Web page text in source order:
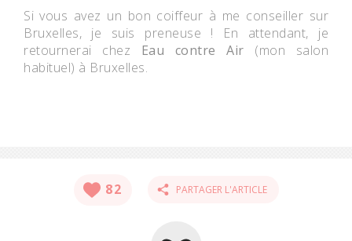
Si vous avez un bon coiffeur à me conseiller sur
Bruxelles, je suis preneuse ! En attendant, je
retournerai chez Eau contre Air (mon salon
habituel) à Bruxelles.
82 PARTAGER L'ARTICLE